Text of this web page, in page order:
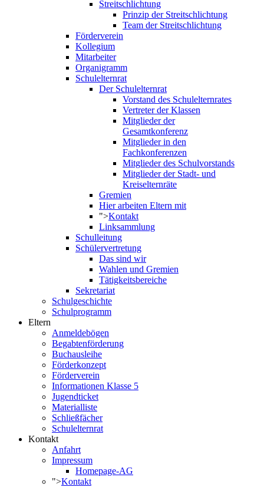
Streitschlichtung
Prinzip der Streitschlichtung
Team der Streitschlichtung
Förderverein
Kollegium
Mitarbeiter
Organigramm
Schulelternrat
Der Schulelternrat
Vorstand des Schulelternrates
Vertreter der Klassen
Mitglieder der
Gesamtkonferenz
Mitglieder in den
Fachkonferenzen
Mitglieder des Schulvorstands
Mitglieder der Stadt- und
Kreiselternräte
Gremien
Hier arbeiten Eltern mit
">Kontakt
Linksammlung
Schulleitung
Schülervertretung
Das sind wir
Wahlen und Gremien
Tätigkeitsbereiche
Sekretariat
Schulgeschichte
Schulprogramm
Eltern
Anmeldebögen
Begabtenförderung
Buchausleihe
Förderkonzept
Förderverein
Informationen Klasse 5
Jugendticket
Materialliste
Schließfächer
Schulelternrat
Kontakt
Anfahrt
Impressum
Homepage-AG
">Kontakt